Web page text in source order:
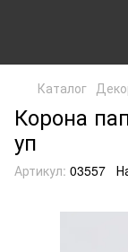
Каталог
Корона
уп
Артикул: 03557